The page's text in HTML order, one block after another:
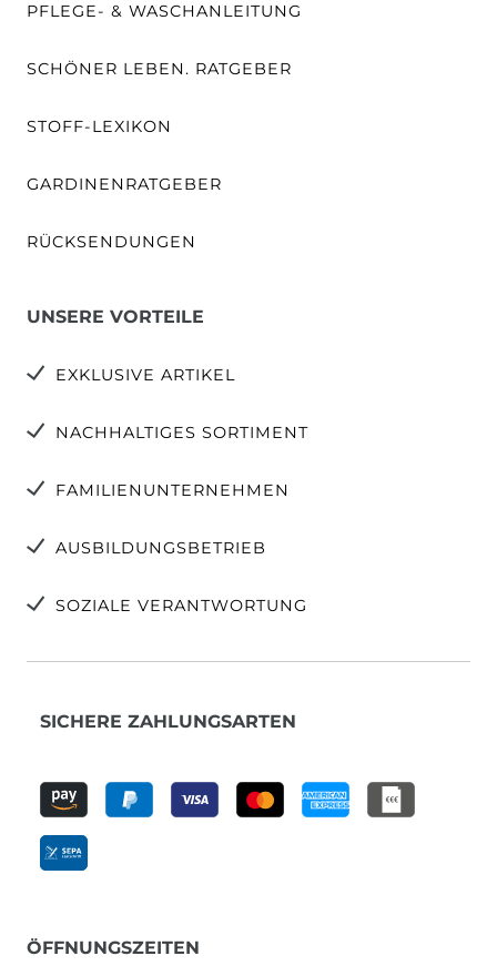
PFLEGE- & WASCHANLEITUNG
SCHÖNER LEBEN. RATGEBER
STOFF-LEXIKON
GARDINENRATGEBER
RÜCKSENDUNGEN
UNSERE VORTEILE
EXKLUSIVE ARTIKEL
NACHHALTIGES SORTIMENT
FAMILIENUNTERNEHMEN
AUSBILDUNGSBETRIEB
SOZIALE VERANTWORTUNG
SICHERE ZAHLUNGSARTEN
ÖFFNUNGSZEITEN